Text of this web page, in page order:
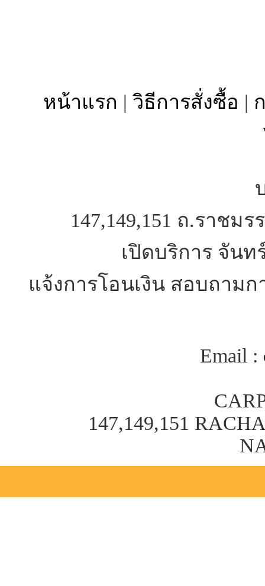
หน้าแรก | วิธีการสั่งซื้อ |
147,149,151 ถ.ราชม
เปิดบริการ จันท
แจ้งการโอนเงิน สอบถามก
Email :
147,149,151